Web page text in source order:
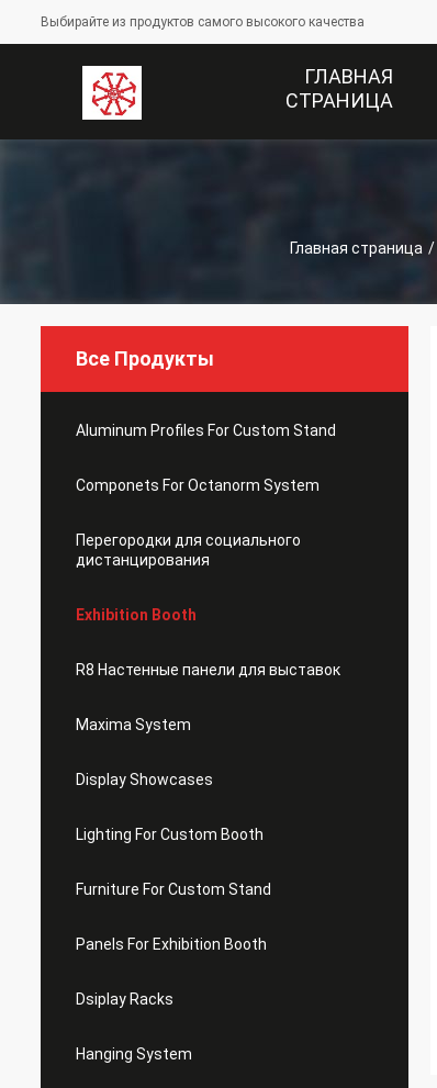
Выбирайте из продуктов самого высокого качества
ГЛАВНАЯ
СТРАНИЦА
Главная страница /
Все Продукты
Aluminum Profiles For Custom Stand
Componets For Octanorm System
Перегородки для социального
дистанцирования
Exhibition Booth
R8 Настенные панели для выставок
Maxima System
Display Showcases
Lighting For Custom Booth
Furniture For Custom Stand
Panels For Exhibition Booth
Dsiplay Racks
Hanging System